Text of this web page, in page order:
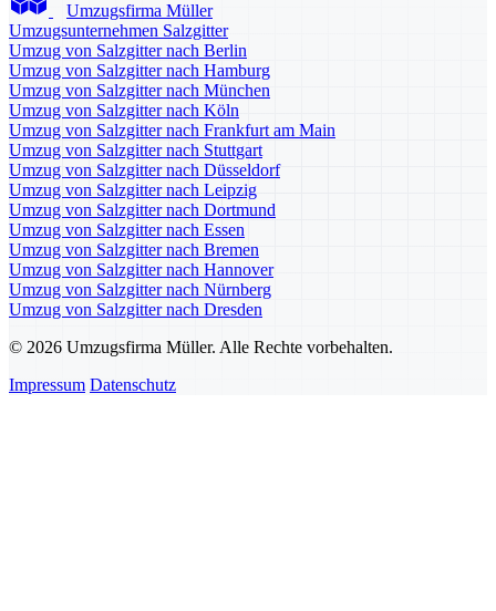
Umzugsfirma Müller
Umzugsunternehmen Salzgitter
Umzug von Salzgitter nach Berlin
Umzug von Salzgitter nach Hamburg
Umzug von Salzgitter nach München
Umzug von Salzgitter nach Köln
Umzug von Salzgitter nach Frankfurt am Main
Umzug von Salzgitter nach Stuttgart
Umzug von Salzgitter nach Düsseldorf
Umzug von Salzgitter nach Leipzig
Umzug von Salzgitter nach Dortmund
Umzug von Salzgitter nach Essen
Umzug von Salzgitter nach Bremen
Umzug von Salzgitter nach Hannover
Umzug von Salzgitter nach Nürnberg
Umzug von Salzgitter nach Dresden
© 2026 Umzugsfirma Müller. Alle Rechte vorbehalten.
Impressum Datenschutz